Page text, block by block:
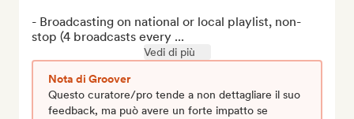
- Broadcasting on national or local playlist, non-
stop (4 broadcasts every ...
Vedi di più
Nota di Groover
Questo curatore/pro tende a non dettagliare il suo
feedback, ma può avere un forte impatto se